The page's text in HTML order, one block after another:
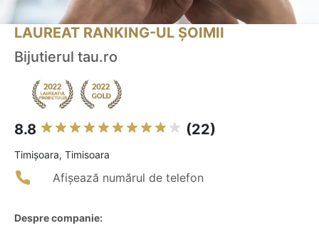
LAUREAT RANKING-UL ȘOIMII
Bijutierul tau.ro
8.8 (22)
Timişoara, Timisoara
Afișează numărul de telefon
Despre companie: